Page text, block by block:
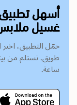
أسهل
غسيل
حمّل التطبيق،
ساعة.